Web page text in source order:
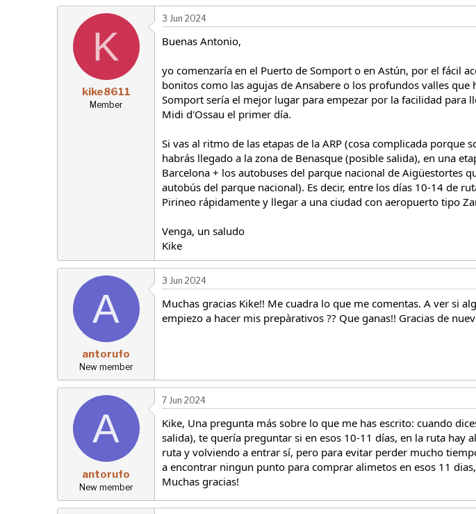
m
K
kike8611
Member
3 Jun 2024
Buenas Antonio,
yo comenzaría en el Puerto de Somport o en Astún, por el fácil
bonitos como las agujas de Ansabere o los profundos valles
Somport sería el mejor lugar para empezar por la facilidad para
Midi d'Ossau el primer día.
Si vas al ritmo de las etapas de la ARP (cosa complicada
habrás llegado a la zona de Benasque (posible salida), en una
Barcelona + los autobuses del parque nacional de Aigüestortes
autobús del parque nacional). Es decir, entre los días 10-14 de
Pirineo rápidamente y llegar a una ciudad con aeropuerto tipo
Venga, un saludo
Kike
A
antorufo
New member
3 Jun 2024
Muchas gracias Kike!! Me cuadra lo que me comentas. A ver si
empiezo a hacer mis prepàrativos ?? Que ganas!! Gracias de
A
antorufo
New member
7 Jun 2024
Kike, Una pregunta más sobre lo que me has escrito: cuando
salida), te quería preguntar si en esos 10-11 días, en la ruta
ruta y volviendo a entrar sí, pero para evitar perder mucho
a encontrar ningun punto para comprar alimetos en esos 11
Muchas gracias!